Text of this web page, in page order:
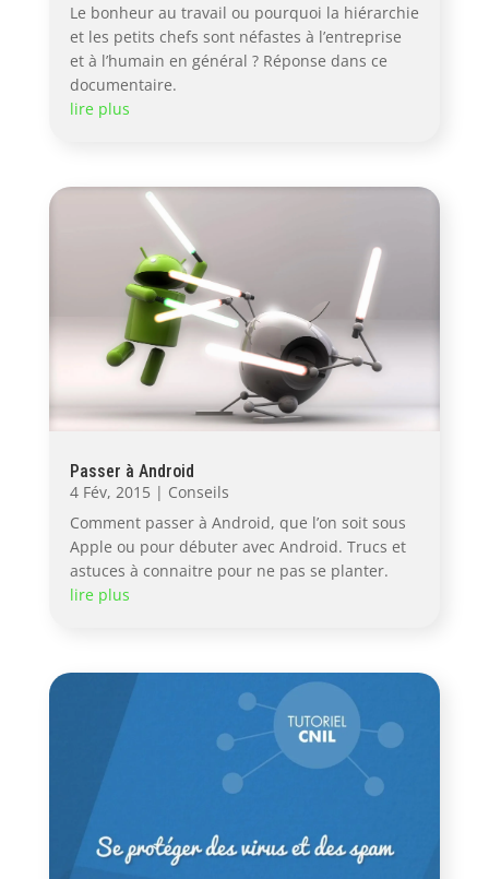
Le bonheur au travail ou pourquoi la hiérarchie
et les petits chefs sont néfastes à l’entreprise
et à l’humain en général ? Réponse dans ce
documentaire.
lire plus
Passer à Android
4 Fév, 2015 | Conseils
Comment passer à Android, que l’on soit sous
Apple ou pour débuter avec Android. Trucs et
astuces à connaitre pour ne pas se planter.
lire plus